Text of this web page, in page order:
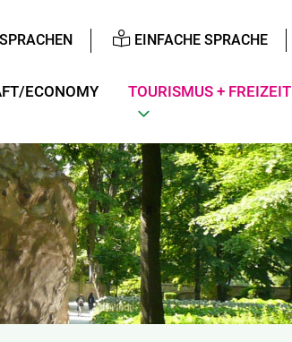
SPRACHEN EINFACHE SPRACHE
ECONOMY TOURISMUS + FREIZEIT